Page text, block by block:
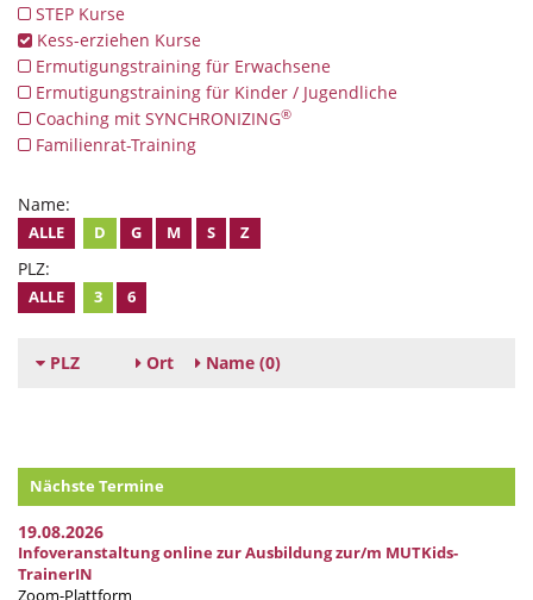
STEP Kurse
Kess-erziehen Kurse
Ermutigungstraining für Erwachsene
Ermutigungstraining für Kinder / Jugendliche
Coaching mit SYNCHRONIZING®
Familienrat-Training
Name:
ALLE D G M S Z
PLZ:
ALLE 3 6
PLZ Ort Name (0)
Nächste Termine
19.08.2026
Infoveranstaltung online zur Ausbildung zur/m MUTKids-
TrainerIN
Zoom-Plattform